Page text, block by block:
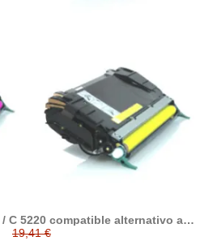
C 5220 compatible alternativo a
/ C5220MS / C5220YS
19,41 €